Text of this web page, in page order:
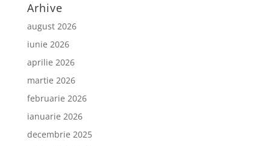
Arhive
august 2026
iunie 2026
aprilie 2026
martie 2026
februarie 2026
ianuarie 2026
decembrie 2025